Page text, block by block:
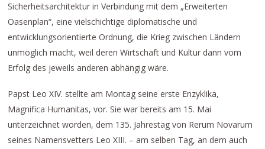
Sicherheitsarchitektur in Verbindung mit dem „Erweiterten
Oasenplan“, eine vielschichtige diplomatische und
entwicklungsorientierte Ordnung, die Krieg zwischen Ländern
unmöglich macht, weil deren Wirtschaft und Kultur dann vom
Erfolg des jeweils anderen abhängig wäre.
Papst Leo XIV. stellte am Montag seine erste Enzyklika,
Magnifica Humanitas, vor. Sie war bereits am 15. Mai
unterzeichnet worden, dem 135. Jahrestag von Rerum Novarum
seines Namensvetters Leo XIII. – am selben Tag, an dem auch